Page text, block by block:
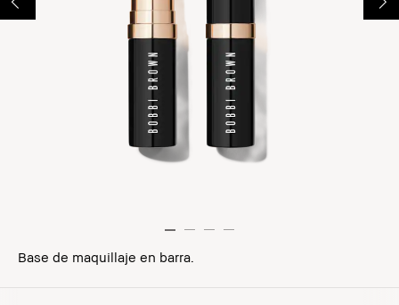
Base de maquillaje en barra.